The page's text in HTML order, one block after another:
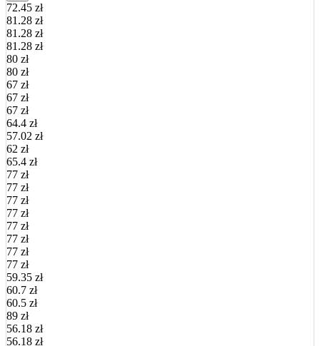
72.45 zł
81.28 zł
81.28 zł
81.28 zł
80 zł
80 zł
67 zł
67 zł
67 zł
64.4 zł
57.02 zł
62 zł
65.4 zł
77 zł
77 zł
77 zł
77 zł
77 zł
77 zł
77 zł
77 zł
59.35 zł
60.7 zł
60.5 zł
89 zł
56.18 zł
56.18 zł